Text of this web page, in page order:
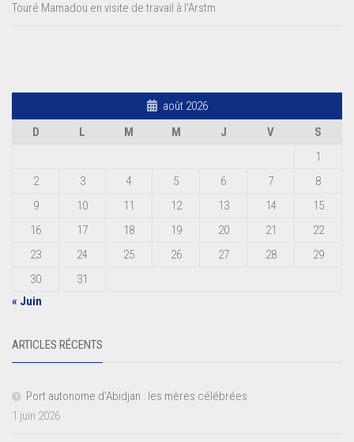
Touré Mamadou en visite de travail à l’Arstm
août 2026
D
L M M J V
S
1
2
3 4 5 6 7
8
9
10 11 12 13 14
15
16
17 18 19 20 21
22
23
24 25 26 27 28
29
30
31
« Juin
ARTICLES RÉCENTS
Port autonome d’Abidjan : les mères célébrées
1 juin 2026